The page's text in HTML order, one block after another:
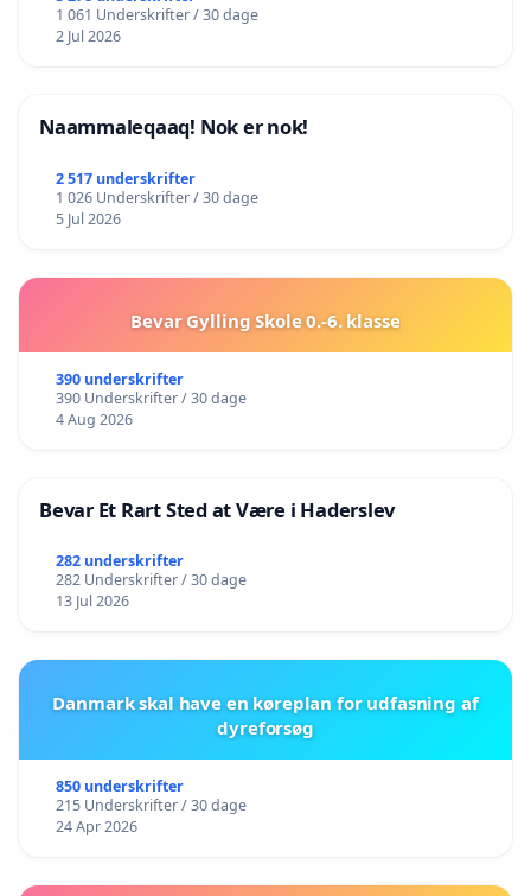
1 061 Underskrifter / 30 dage
2 Jul 2026
Naammaleqaaq! Nok er nok!
2 517 underskrifter
1 026 Underskrifter / 30 dage
5 Jul 2026
Bevar Gylling Skole 0.-6. klasse
390 underskrifter
390 Underskrifter / 30 dage
4 Aug 2026
Bevar Et Rart Sted at Være i Haderslev
282 underskrifter
282 Underskrifter / 30 dage
13 Jul 2026
Danmark skal have en køreplan for udfasning af
dyreforsøg
850 underskrifter
215 Underskrifter / 30 dage
24 Apr 2026